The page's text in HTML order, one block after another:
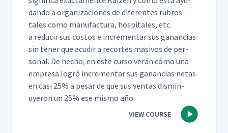
dan­do a orga­ni­za­ciones de difer­entes rubros
tales como man­u­fac­tura, hos­pi­tales, etc.
a reducir sus cos­tos e incre­men­tar sus ganan­cias
sin ten­er que acud­ir a recortes masivos de per­
son­al. De hecho, en este cur­so verán cómo una
empre­sa logró incre­men­tar sus ganan­cias netas
en casi 25% a pesar de que sus ven­tas dis­min­
uyeron un 25% ese mis­mo año.
VIEW COURSE